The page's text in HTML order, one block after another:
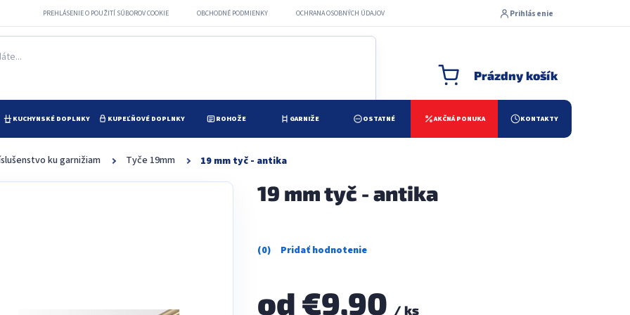
PREHLÁSENIE O POUŽITÍ SÚBOROV COOKIE OBCHODNÉ PODMIENKY OCHRANA OSOBNÝCH ÚDAJOV Prihlásenie
NÁKUPNÝ KOŠÍK
Prázdny košík
KUCHYNSKÉ DOPLNKY KUPEĽŇOVÉ DOPLNKY ROHOŽE GARNIŽE OSTATNÉ AKČNÁ PONUKA KONTAKTY
ku garnižiam Tyče 19mm 19 mm tyč - antika
19 mm tyč - antika
Priemerné
0,0
z
od €9,90 / ks